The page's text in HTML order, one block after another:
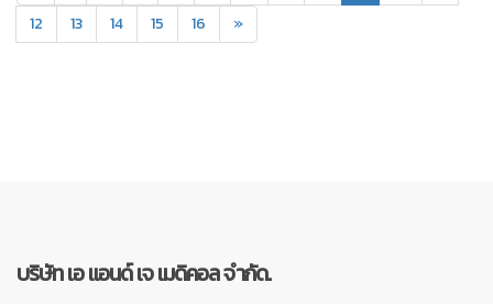
12
13 14 15 16 »
บริษัท เอ แอนด์ เจ เมดิคอล จำกัด.